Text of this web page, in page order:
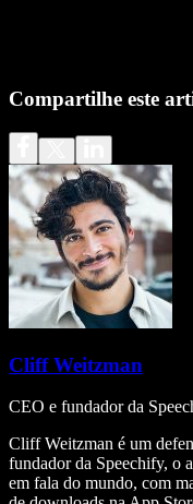
Compartilhe este
Cliff Weitzman
CEO e fundador da
Cliff Weitzman é um
fundador da Speechify, o
em fala do mundo, com